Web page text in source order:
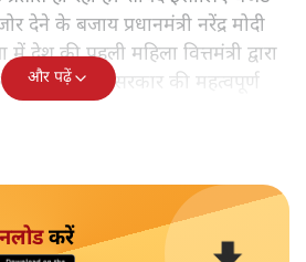
देने के बजाय प्रधानमंत्री नरेंद्र मोदी
देश की पहली महिला वित्तमंत्री द्वारा
को अपनी सरकार की महत्वपूर्ण
पड़ा।
और पढ़ें
करें